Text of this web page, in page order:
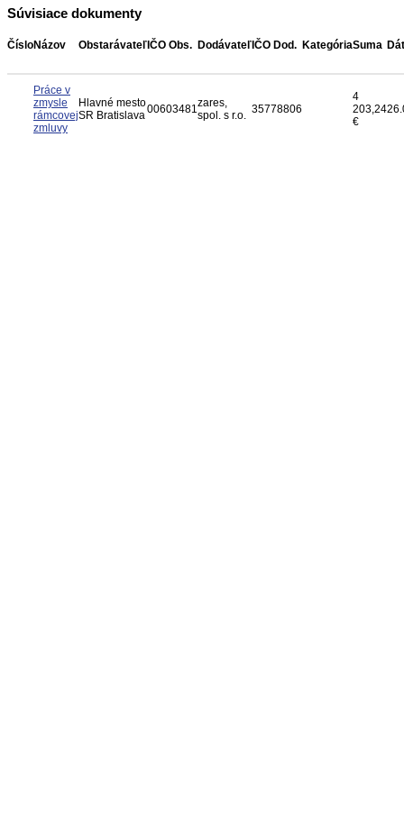
Súvisiace dokumenty
ČísloNázov Obstarávateľ IČO Obs. Dodávateľ IČO Dod. KategóriaSuma
Práce v
zmysle
rámcovej
zmluvy
Hlavné mesto
SR Bratislava00603481zares,
spol. s r.o. 35778806
4
203,24
€